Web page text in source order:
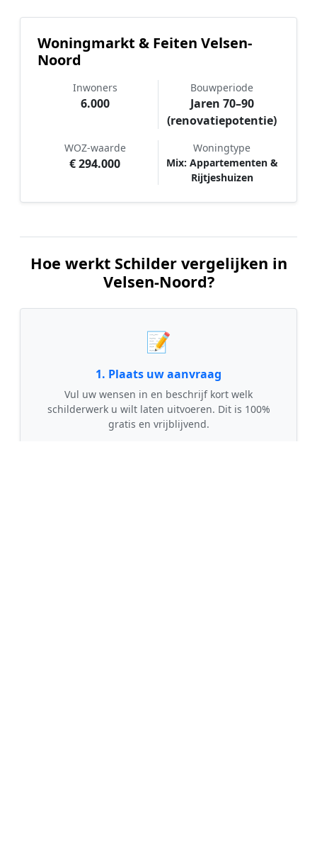
Woningmarkt & Feiten Velsen-
Noord
Inwoners
6.000
Bouwperiode
Jaren 70–90
(renovatiepotentie)
WOZ-waarde
€ 294.000
Woningtype
Mix: Appartementen &
Rijtjeshuizen
Hoe werkt Schilder vergelijken in
Velsen-Noord?
📝
1. Plaats uw aanvraag
Vul uw wensen in en beschrijf kort welk
schilderwerk u wilt laten uitvoeren. Dit is 100%
gratis en vrijblijvend.